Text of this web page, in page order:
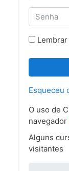
Senha
Esqueceu
O uso de
navegador
Alguns
visitantes